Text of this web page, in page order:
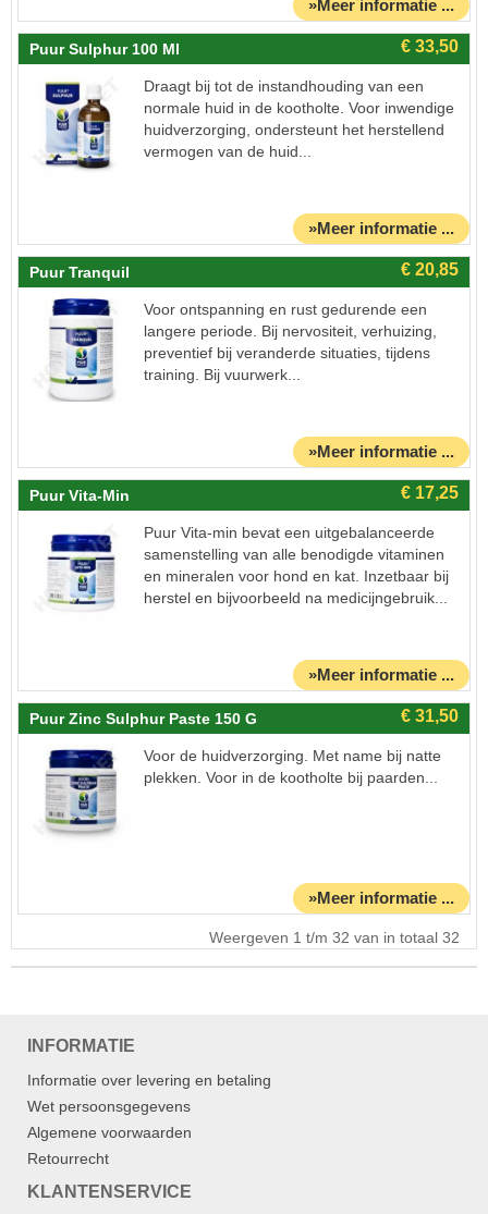
»Meer informatie ...
Puur Sulphur 100 Ml
Draagt bij tot de instandhouding van een
normale huid in de kootholte. Voor inwendige
huidverzorging, ondersteunt het herstellend
vermogen van de huid...
»Meer informatie ...
Puur Tranquil
Voor ontspanning en rust gedurende een
langere periode. Bij nervositeit, verhuizing,
preventief bij veranderde situaties, tijdens
training. Bij vuurwerk...
»Meer informatie ...
Puur Vita-Min
Puur Vita-min bevat een uitgebalanceerde
samenstelling van alle benodigde vitaminen
en mineralen voor hond en kat. Inzetbaar bij
herstel en bijvoorbeeld na medicijngebruik...
»Meer informatie ...
Puur Zinc Sulphur Paste 150 G
Voor de huidverzorging. Met name bij natte
plekken. Voor in de kootholte bij paarden...
»Meer informatie ...
Weergeven 1 t/m 32 van in totaal 32
INFORMATIE
Informatie over levering en betaling
Wet persoonsgegevens
Algemene voorwaarden
Retourrecht
KLANTENSERVICE